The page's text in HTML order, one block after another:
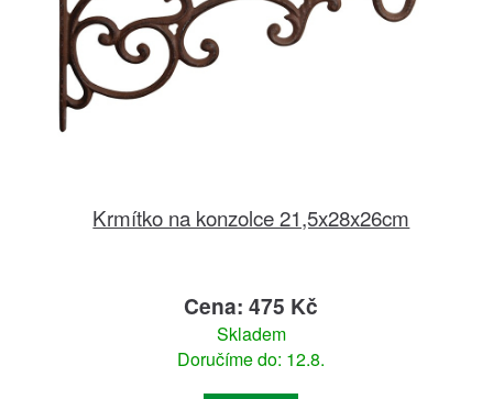
Krmítko na konzolce 21,5x28x26cm
Cena: 475 Kč
Skladem
Doručíme do: 12.8.